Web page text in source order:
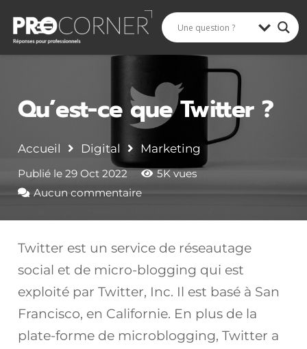
Rechercher
Qu’est-ce que Twitter ?
Accueil Digital Marketing
Publié le 29 Oct 2022 5K vues
Aucun commentaire
Twitter est un service de réseautage
social et de micro-blogging qui est
exploité par Twitter, Inc. Il est basé à San
Francisco, en Californie. En plus de la
plate-forme de microblogging, Twitter a